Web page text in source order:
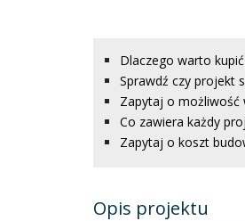
Dlaczego warto
Sprawdź czy projekt
Zapytaj o możliwość
Co zawiera każdy
Zapytaj o koszt
Opis projektu